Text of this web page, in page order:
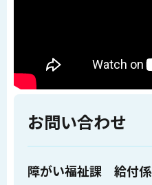
お問い合わせ
障がい福祉課 給付係